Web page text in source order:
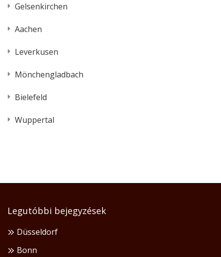
Gelsenkirchen
Aachen
Leverkusen
Mönchengladbach
Bielefeld
Wuppertal
Legutóbbi bejegyzések
Düsseldorf
Bonn